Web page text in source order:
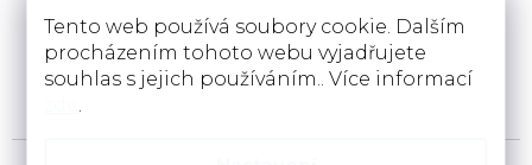
Tento web používá soubory cookie. Dalším
procházením tohoto webu vyjadřujete
souhlas s jejich používáním.. Více informací
Pokládka
koberců a pvc
Pokládka a zamněření
podlahovin u Vás doma
Instalace a návrh
kuchyní
Návrh kuchyní v 3D a
instalace u Vás doma